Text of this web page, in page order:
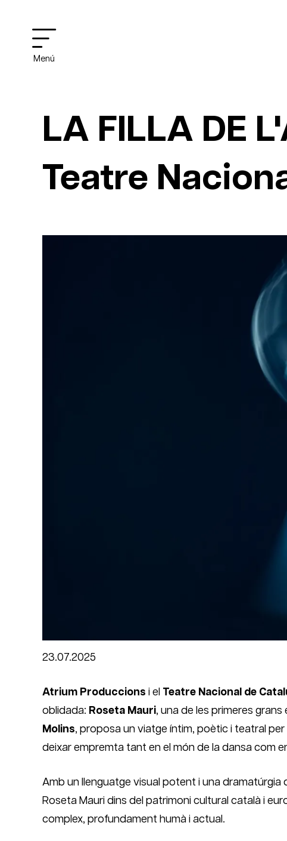
Menú
LA FILLA DE
Teatre
23.07.2025
Atrium Produccions i el Teatre Nacional de
oblidada: Roseta Mauri, una de les primeres
Molins, proposa un viatge íntim, poètic i teatral per
deixar empremta tant en el món de la dansa com
Amb un llenguatge visual potent i una dramatúrgia
Roseta Mauri dins del patrimoni cultural català i
complex, profundament humà i actual.